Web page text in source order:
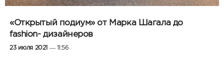
«Открытый подиум» от Марка Шагала до
fashion- дизайнеров
23 июля 2021 — 11:56